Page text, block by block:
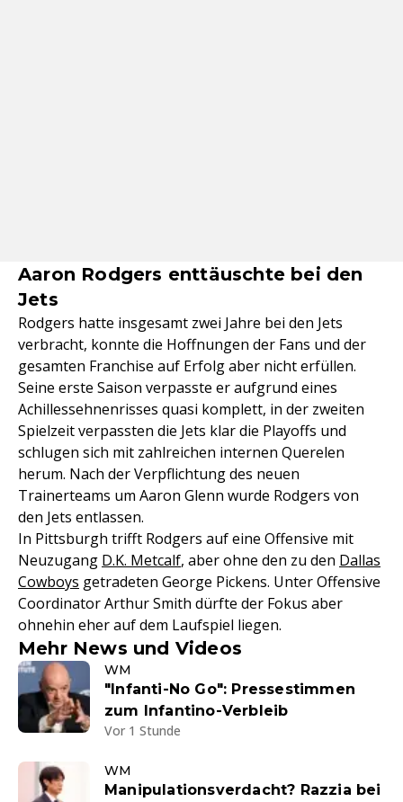
Aaron Rodgers enttäuschte bei den
Jets
Rodgers hatte insgesamt zwei Jahre bei den Jets
verbracht, konnte die Hoffnungen der Fans und der
gesamten Franchise auf Erfolg aber nicht erfüllen.
Seine erste Saison verpasste er aufgrund eines
Achillessehnenrisses quasi komplett, in der zweiten
Spielzeit verpassten die Jets klar die Playoffs und
schlugen sich mit zahlreichen internen Querelen
herum. Nach der Verpflichtung des neuen
Trainerteams um Aaron Glenn wurde Rodgers von
den Jets entlassen.
In Pittsburgh trifft Rodgers auf eine Offensive mit
Neuzugang D.K. Metcalf, aber ohne den zu den Dallas
Cowboys getradeten George Pickens. Unter Offensive
Coordinator Arthur Smith dürfte der Fokus aber
ohnehin eher auf dem Laufspiel liegen.
Mehr News und Videos
WM
"Infanti-No Go": Pressestimmen
zum Infantino-Verbleib
Vor 1 Stunde
WM
Manipulationsverdacht? Razzia bei